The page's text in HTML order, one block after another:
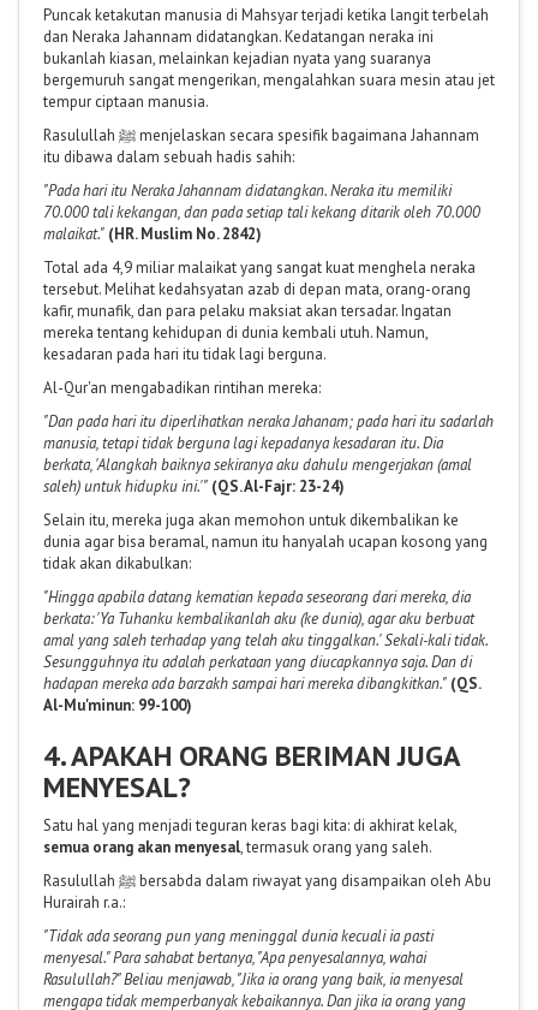
Puncak ketakutan manusia di Mahsyar terjadi ketika langit terbelah
dan Neraka Jahannam didatangkan. Kedatangan neraka ini
bukanlah kiasan, melainkan kejadian nyata yang suaranya
bergemuruh sangat mengerikan, mengalahkan suara mesin atau jet
tempur ciptaan manusia.
Rasulullah ﷺ menjelaskan secara spesifik bagaimana Jahannam
itu dibawa dalam sebuah hadis sahih:
"Pada hari itu Neraka Jahannam didatangkan. Neraka itu memiliki
70.000 tali kekangan, dan pada setiap tali kekang ditarik oleh 70.000
malaikat." (HR. Muslim No. 2842)
Total ada 4,9 miliar malaikat yang sangat kuat menghela neraka
tersebut. Melihat kedahsyatan azab di depan mata, orang-orang
kafir, munafik, dan para pelaku maksiat akan tersadar. Ingatan
mereka tentang kehidupan di dunia kembali utuh. Namun,
kesadaran pada hari itu tidak lagi berguna.
Al-Qur'an mengabadikan rintihan mereka:
"Dan pada hari itu diperlihatkan neraka Jahanam; pada hari itu sadarlah
manusia, tetapi tidak berguna lagi kepadanya kesadaran itu. Dia
berkata, 'Alangkah baiknya sekiranya aku dahulu mengerjakan (amal
saleh) untuk hidupku ini.'" (QS. Al-Fajr: 23-24)
Selain itu, mereka juga akan memohon untuk dikembalikan ke
dunia agar bisa beramal, namun itu hanyalah ucapan kosong yang
tidak akan dikabulkan:
"Hingga apabila datang kematian kepada seseorang dari mereka, dia
berkata: 'Ya Tuhanku kembalikanlah aku (ke dunia), agar aku berbuat
amal yang saleh terhadap yang telah aku tinggalkan.' Sekali-kali tidak.
Sesungguhnya itu adalah perkataan yang diucapkannya saja. Dan di
hadapan mereka ada barzakh sampai hari mereka dibangkitkan." (QS.
Al-Mu'minun: 99-100)
4. APAKAH ORANG BERIMAN JUGA
MENYESAL?
Satu hal yang menjadi teguran keras bagi kita: di akhirat kelak,
semua orang akan menyesal, termasuk orang yang saleh.
Rasulullah ﷺ bersabda dalam riwayat yang disampaikan oleh Abu
Hurairah r.a.:
"Tidak ada seorang pun yang meninggal dunia kecuali ia pasti
menyesal." Para sahabat bertanya, "Apa penyesalannya, wahai
Rasulullah?" Beliau menjawab, "Jika ia orang yang baik, ia menyesal
mengapa tidak memperbanyak kebaikannya. Dan jika ia orang yang